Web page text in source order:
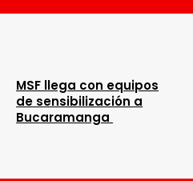
MSF llega con equipos
de sensibilización a
Bucaramanga